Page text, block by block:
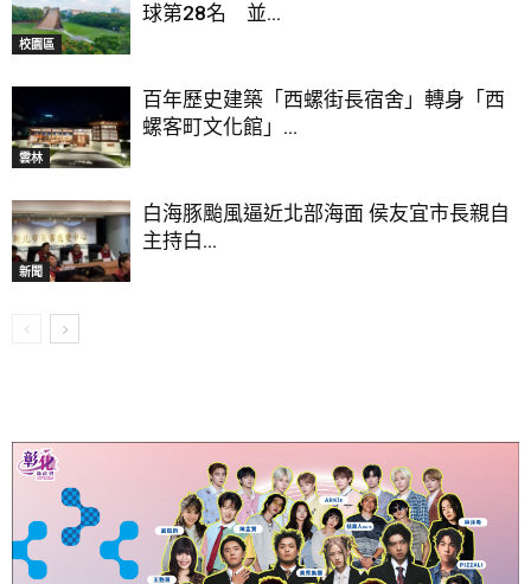
校園區
球第28名 並...
雲林
百年歷史建築「西螺街長宿舍」轉身「西
螺客町文化館」...
新聞
白海豚颱風逼近北部海面 侯友宜市長親自
主持白...